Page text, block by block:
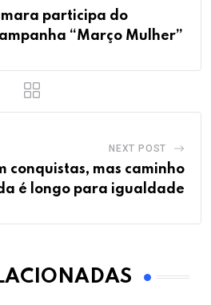
participa do
“Março Mulher”
NEXT POST
conquistas, mas caminho
é longo para igualdade